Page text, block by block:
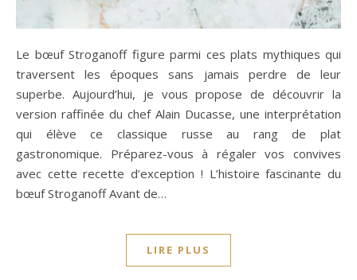
Le bœuf Stroganoff figure parmi ces plats mythiques qui
traversent les époques sans jamais perdre de leur
superbe. Aujourd’hui, je vous propose de découvrir la
version raffinée du chef Alain Ducasse, une interprétation
qui élève ce classique russe au rang de plat
gastronomique. Préparez-vous à régaler vos convives
avec cette recette d’exception ! L’histoire fascinante du
bœuf Stroganoff Avant de…
LIRE PLUS